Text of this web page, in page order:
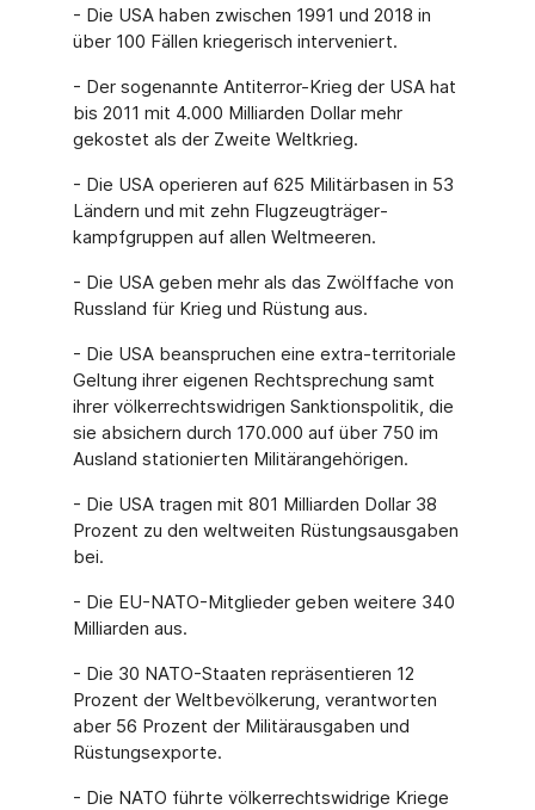
- Die USA haben zwischen 1991 und 2018 in
über 100 Fällen kriegerisch interveniert.
- Der sogenannte Antiterror-Krieg der USA hat
bis 2011 mit 4.000 Milliarden Dollar mehr
gekostet als der Zweite Weltkrieg.
- Die USA operieren auf 625 Militärbasen in 53
Ländern und mit zehn Flugzeugträger­
kampfgruppen auf allen Weltmeeren.
- Die USA geben mehr als das Zwölffache von
Russland für Krieg und Rüstung aus.
- Die USA beanspruchen eine extra-territoriale
Geltung ihrer eigenen Rechtsprechung samt
ihrer völkerrechtswidrigen Sanktionspolitik, die
sie absichern durch 170.000 auf über 750 im
Ausland stationierten Militärangehörigen.
- Die USA tragen mit 801 Milliarden Dollar 38
Prozent zu den weltweiten Rüstungsausga­ben
bei.
- Die EU-NATO-Mitglieder geben weitere 340
Milliarden aus.
- Die 30 NATO-Staaten repräsentieren 12
Prozent der Weltbevölkerung, verantworten
aber 56 Prozent der Militärausgaben und
Rüstungsexporte.
- Die NATO führte völkerrechtswidrige Kriege